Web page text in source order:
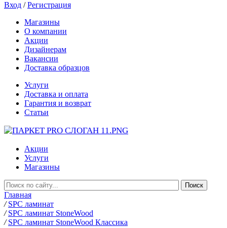
Вход /Регистрация
Магазины
О компании
Акции
Дизайнерам
Вакансии
Доставка образцов
Услуги
Доставка и оплата
Гарантия и возврат
Статьи
Акции
Услуги
Магазины
Главная
/ SPC ламинат
/ SPC ламинат StoneWood
/ SPC ламинат StoneWood Классика